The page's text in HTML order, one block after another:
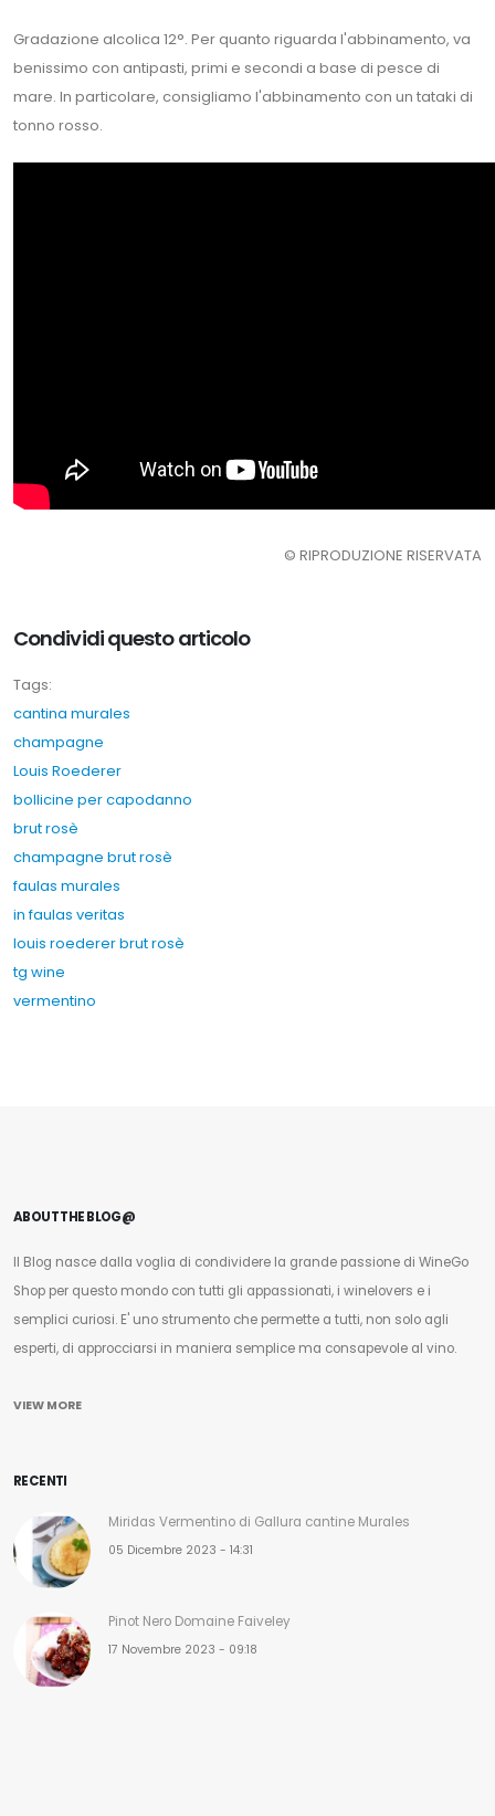
Gradazione alcolica 12°. Per quanto riguarda l'abbinamento, va
benissimo con antipasti, primi e secondi a base di pesce di
mare. In particolare, consigliamo l'abbinamento con un tataki di
tonno rosso.
© RIPRODUZIONE RISERVATA
Condividi questo articolo
Tags:
cantina murales
champagne
Louis Roederer
bollicine per capodanno
brut rosè
champagne brut rosè
faulas murales
in faulas veritas
louis roederer brut rosè
tg wine
vermentino
ABOUT THE BLOG@
Il Blog nasce dalla voglia di condividere la grande passione di WineGo
Shop per questo mondo con tutti gli appassionati, i winelovers e i
semplici curiosi. E' uno strumento che permette a tutti, non solo agli
esperti, di approcciarsi in maniera semplice ma consapevole al vino.
VIEW MORE
RECENTI
Miridas Vermentino di Gallura cantine Murales
05 Dicembre 2023 - 14:31
Pinot Nero Domaine Faiveley
17 Novembre 2023 - 09:18